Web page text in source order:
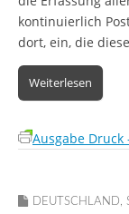
kontinuierlich
dort, ein, die
Weiterlesen
Ausgabe Druck
DEUTSCHLAND,